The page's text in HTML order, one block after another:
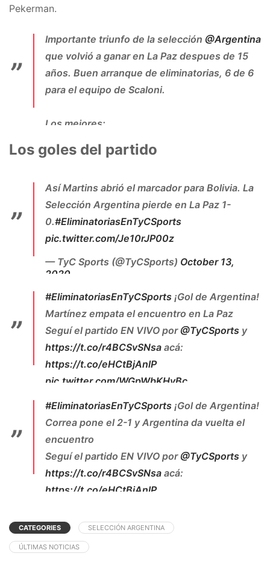
Pekerman.
Importante triunfo de la selección @Argentina
que volvió a ganar en La Paz despues de 15
años. Buen arranque de eliminatorias, 6 de 6
para el equipo de Scaloni.
Los mejores:
Tagliafico y Palacios
Para destacar a Lautaro Martinez por su
entrega, tambien Messi con sus chispazos.
pic.twitter.com/l06nb7IvjX
— -Nahuel Ferreira- (@nahuelfutbol)
13, 2020
Los goles del partido
Así Martins abrió el marcador para Bolivia. La
Selección Argentina pierde en La Paz 1-
0.#EliminatoriasEnTyCSports
pic.twitter.com/Je10rJP00z
— TyC Sports (@TyCSports) October 13,
2020
#EliminatoriasEnTyCSports ¡Gol de Argentina!
Martínez empata el encuentro en La Paz
Seguí el partido EN VIVO por @TyCSports y
https://t.co/r4BCSvSNsa acá:
https://t.co/eHCtBjAnlP
pic.twitter.com/WGpWbKHyBc
— TyC Sports Play (@TyCSportsPlay)October
13, 2020
#EliminatoriasEnTyCSports ¡Gol de Argentina!
Correa pone el 2-1 y Argentina da vuelta el
encuentro
Seguí el partido EN VIVO por @TyCSports y
https://t.co/r4BCSvSNsa acá:
https://t.co/eHCtBjAnlP
— TyC Sports Play (@TyCSportsPlay)
13, 2020
CATEGORIES SELECCIÓN ARGENTINA
ÚLTIMAS NOTICIAS